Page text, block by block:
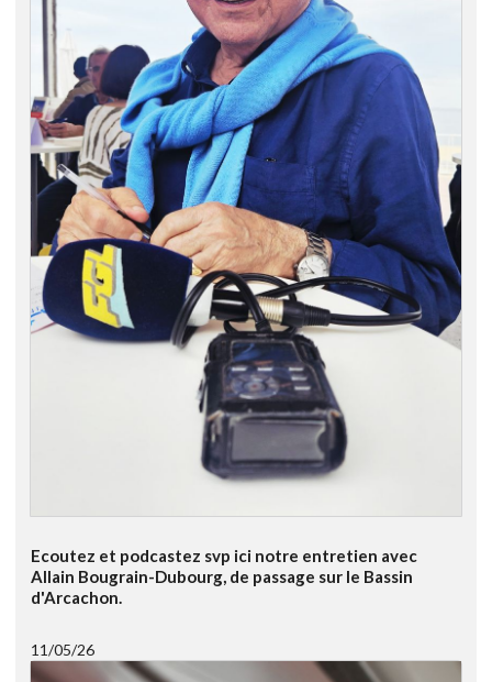
Ecoutez et podcastez svp ici notre entretien avec
Allain Bougrain-Dubourg, de passage sur le Bassin
d'Arcachon.
11/05/26